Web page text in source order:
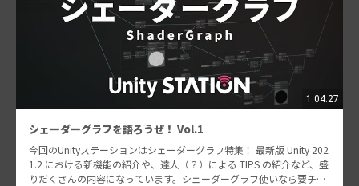
1:04:27
シェーダーグラフを語ろうぜ！ Vol.1
今回のUnityステーションはシェーダーグラフ特集！ 最新版 Unity 202
1.2 における新機能の紹介や、達人（？）による TIPS の紹介など、盛
りだくさんの内容になっています。シェーダーグラフ使いなら要チェ